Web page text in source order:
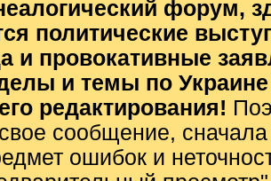
форум,
политические
и провокативные
и темы по
редактирования!
сообщение, сначала
ошибок и